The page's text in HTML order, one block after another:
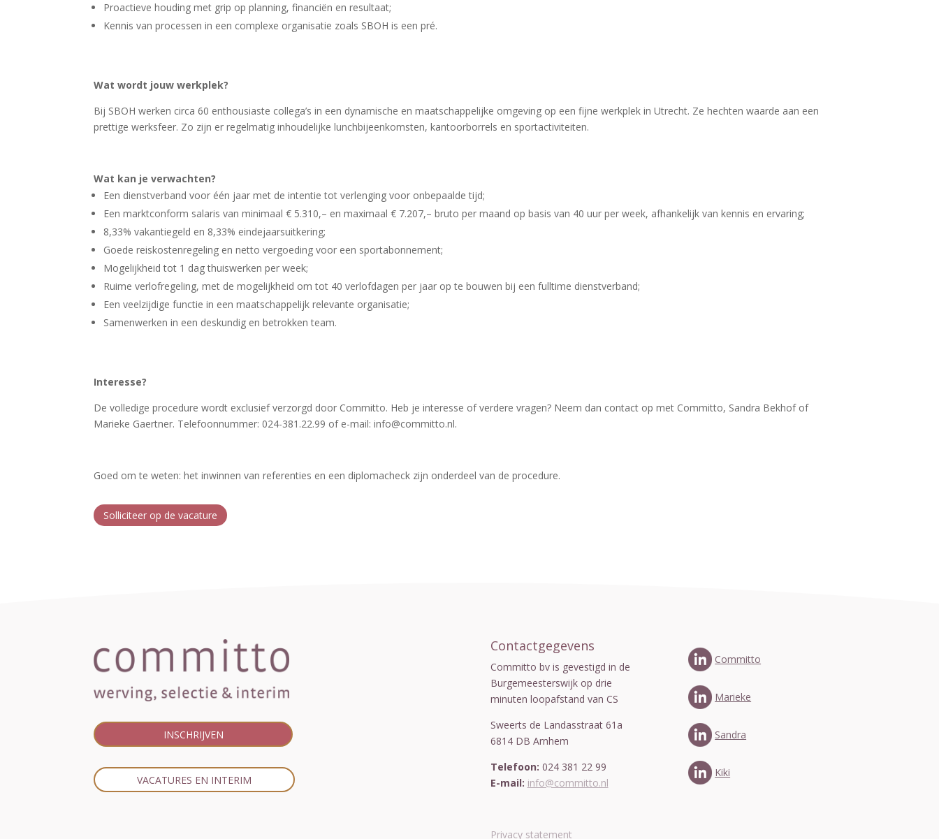
Proactieve houding met grip op planning, financiën en resultaat;
Kennis van processen in een complexe organisatie zoals SBOH is een pré.
Wat wordt jouw werkplek?
Bij SBOH werken circa 60 enthousiaste collega’s in een dynamische en maatschappelijke omgeving op een fijne werkplek in Utrecht. Ze hechten waarde aan een
prettige werksfeer. Zo zijn er regelmatig inhoudelijke lunchbijeenkomsten, kantoorborrels en sportactiviteiten.
Wat kan je verwachten?
Een dienstverband voor één jaar met de intentie tot verlenging voor onbepaalde tijd;
Een marktconform salaris van minimaal € 5.310,– en maximaal € 7.207,– bruto per maand op basis van 40 uur per week, afhankelijk van kennis en ervaring;
8,33% vakantiegeld en 8,33% eindejaarsuitkering;
Goede reiskostenregeling en netto vergoeding voor een sportabonnement;
Mogelijkheid tot 1 dag thuiswerken per week;
Ruime verlofregeling, met de mogelijkheid om tot 40 verlofdagen per jaar op te bouwen bij een fulltime dienstverband;
Een veelzijdige functie in een maatschappelijk relevante organisatie;
Samenwerken in een deskundig en betrokken team.
Interesse?
De volledige procedure wordt exclusief verzorgd door Committo. Heb je interesse of verdere vragen? Neem dan contact op met Committo, Sandra Bekhof of
Marieke Gaertner. Telefoonnummer: 024-381.22.99 of e-mail: info@committo.nl.
Goed om te weten: het inwinnen van referenties en een diplomacheck zijn onderdeel van de procedure.
Solliciteer op de vacature
INSCHRIJVEN
VACATURES EN INTERIM
Contactgegevens
Committo bv is gevestigd in de
Burgemeesterswijk op drie
minuten loopafstand van CS
Sweerts de Landasstraat 61a
6814 DB Arnhem
Telefoon: 024 381 22 99
E-mail: info@committo.nl
Privacy statement
Committo
Marieke
Sandra
Kiki